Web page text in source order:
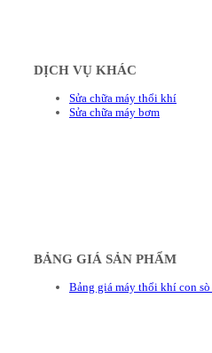
DỊCH VỤ KHÁC
Sửa chữa máy thổi khí
Sửa chữa máy bơm
BẢNG GIÁ SẢN PHẨM
Bảng giá máy thổi khí con